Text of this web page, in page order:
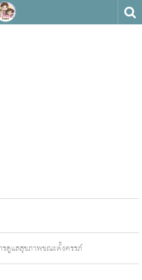
ดูแลสุขภาพขณะตั้งครรภ์